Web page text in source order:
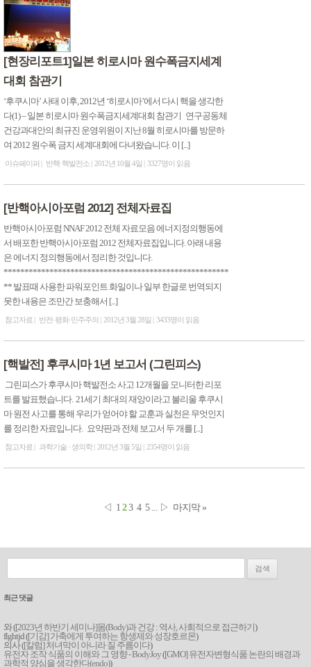
[현장리포트1]일본 히로시마 원수폭금지세계
대회 참관기
‘후쿠시마’ 사태 이후, 2012년 ‘히로시마’에서 다시 핵을 생각한
다(1) – 일본 히로시마 원수폭금지세계대회 참관기 연구공동체
건강과대안의 최규진 운영위원이 지난 8월 히로시마를 방문하
여 2012 원수폭 금지 세계대회에 다녀왔습니다. 이 [...]
이슈페이퍼 반핵·핵발전소 2012년 10월 4일 3327명이 읽음
[반핵아시아포럼 2012] 전체자료집
반핵아시아포럼 NNAF 2012 전체 자료모음 에너지정의행동에
서 배포한 반핵아시아포럼 2012 전체자료집입니다. 아래 내용
은 에너지 정의행동에서 정리한 것입니다.
******************************************************
** 발표때 사용한 파워포인트 화일이나 일부 한글로 번역되지
못한 내용은 조만간 보충해서 [...]
참고자료 반전·평화·민주주의 2012년 3월 28일 3433명이 읽음
[핵발전] 후쿠시마 1년 보고서 (그린피스)
그린피스가 후쿠시마 핵발전소 사고 12개월을 모니터한 리포
트를 발표했습니다. 21세기 최대의 재앙이라고 불리울 후쿠시
마 원전 사고를 통해 우리가 얻어야 할 교훈과 실천은 무엇인지
를 정리한 자료입니다. 요약판과 전체 보고서 두 개를 [...]
참고자료 과학기술 · 생의학 2012년 3월 5일 2354명이 읽음
◁ 1 2 3 4 5 ... ▷ 마지막 »
최근 댓글
와 ([2023년 하반기 세미나]몸(Body)과 건강 : 역사, 사회적으로 접근하기 )
flghtjd ([기감] 가축에게 투여하는 항생제와 성장호르몬)
의사 ([칼럼] 처녀막이 아니라 질 주름이다)
유전자 조작 식품의 이해와 그 영향 - BodyJoy([GMO] 유전자변형식품 논란의 배경과
과학적 양심을 생각한다(endo))